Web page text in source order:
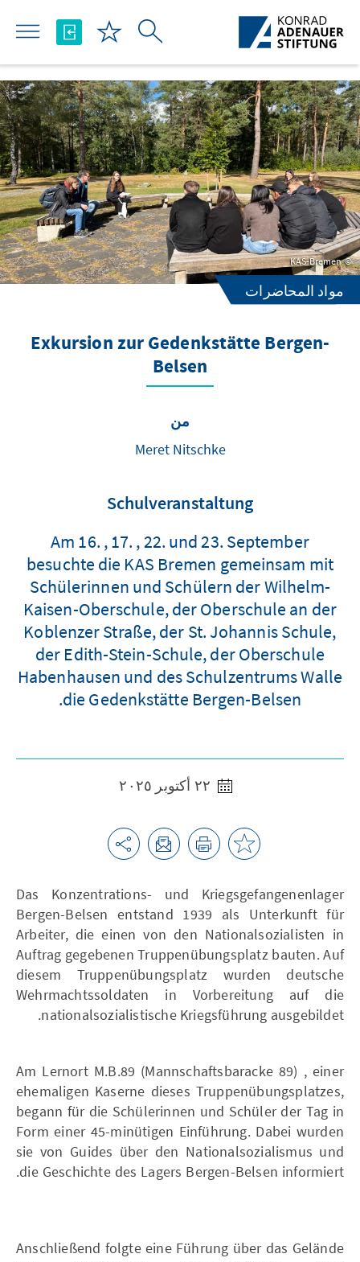
تخطي إلى المحتوى الرئيسي
KAS-Bremen
مواد المحاضرات
Exkursion zur Gedenkstätte Bergen-
Belsen
من
Meret Nitschke
Schulveranstaltung
Am 16. , 17. , 22. und 23. September
besuchte die KAS Bremen gemeinsam mit
Schülerinnen und Schülern der Wilhelm-
Kaisen-Oberschule, der Oberschule an der
Koblenzer Straße, der St. Johannis Schule,
der Edith-Stein-Schule, der Oberschule
Habenhausen und des Schulzentrums Walle
die Gedenkstätte Bergen-Belsen.
Das Konzentrations- und Kriegsgefangenenlager
Bergen-Belsen entstand 1939 als Unterkunft für
Arbeiter, die einen von den Nationalsozialisten in
Auftrag gegebenen Truppenübungsplatz bauten. Auf
diesem Truppenübungsplatz wurden deutsche
Wehrmachtssoldaten in Vorbereitung auf die
nationalsozialistische Kriegsführung ausgebildet.
Am Lernort M.B.89 (Mannschaftsbaracke 89) , einer
ehemaligen Kaserne dieses Truppenübungsplatzes,
begann für die Schülerinnen und Schüler der Tag in
Form einer 45-minütigen Einführung. Dabei wurden
sie von Guides über den Nationalsozialismus und
die Geschichte des Lagers Bergen-Belsen informiert.
Anschließend folgte eine Führung über das Gelände